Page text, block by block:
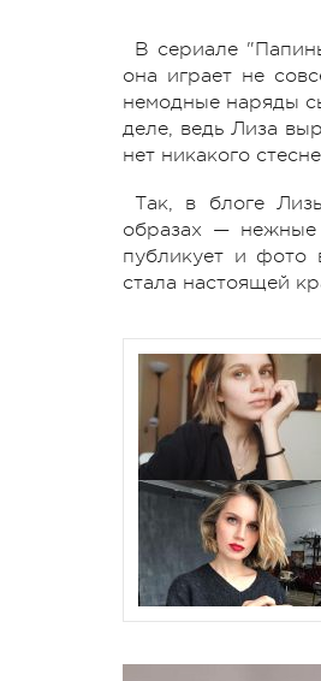
В сериале
она играет не
немодные наряды
деле, ведь Лиза
нет никакого
Так, в блоге
образах — нежные
публикует и фото
стала настоящей